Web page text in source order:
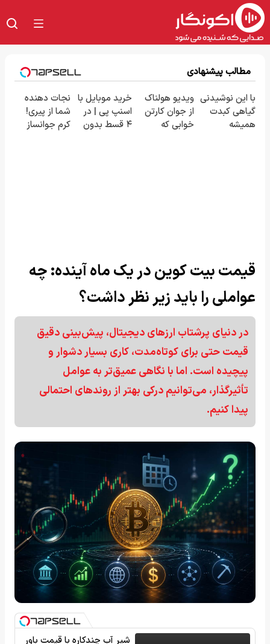
مطالب پیشنهادی
با این نوشیدنی
گیاهی کبدت
همیشه
ویدیو هولناک
از جوان کارتن
خوابی که
خرید موبایل با
اسنپ پی | در
۴ قسط بدون
نجات دهنده
شما از پیری!
کرم جوانساز
قیمت بیت کوین در یک ماه آینده: چه
عواملی را باید زیر نظر داشت؟
در دنیای پرشتاب ارزهای دیجیتال، پیش‌بینی دقیق
قیمت حتی برای کوتاه‌مدت، کاری بسیار دشوار و
پیچیده است. اما با نگاهی عمیق‌تر به عوامل
تأثیرگذار، می‌توانیم درکی بهتر از روندهای احتمالی
پیدا کنیم.
شیر آب چندکاره با قیمت باور